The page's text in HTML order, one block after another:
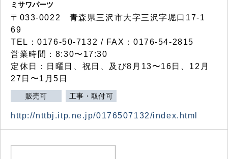
ミサワパーツ
〒033-0022 青森県三沢市大字三沢字堀口17-1
69
TEL：0176-50-7132 / FAX：0176-54-2815
営業時間：8:30〜17:30
定休日：日曜日、祝日、及び8月13〜16日、12月
27日〜1月5日
販売可 工事・取付可
http://nttbj.itp.ne.jp/0176507132/index.html